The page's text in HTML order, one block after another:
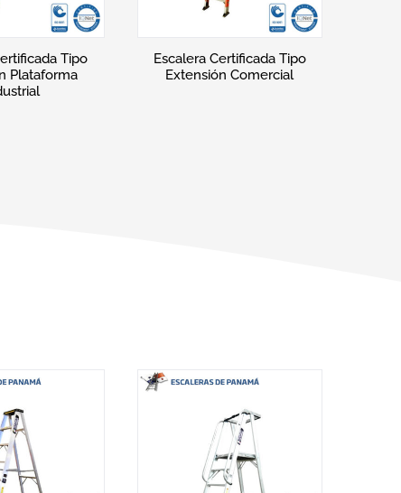
Tipo
Plataforma
Escalera Certificada Tipo
Extensión Industrial